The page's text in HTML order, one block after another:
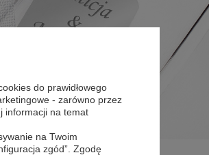
do prawidłowego
- zarówno przez
informacji na temat
na Twoim
zgód”. Zgodę